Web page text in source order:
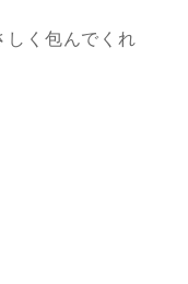
しく包んでくれ